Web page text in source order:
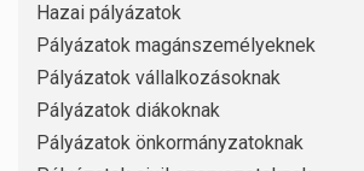
Hazai pályázatok
Pályázatok magánszemélyeknek
Pályázatok vállalkozásoknak
Pályázatok diákoknak
Pályázatok önkormányzatoknak